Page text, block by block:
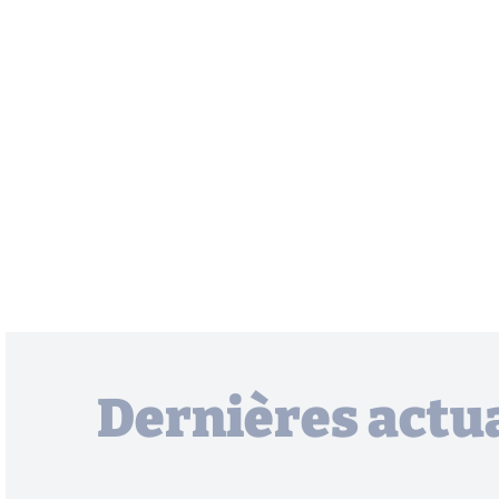
Dernières